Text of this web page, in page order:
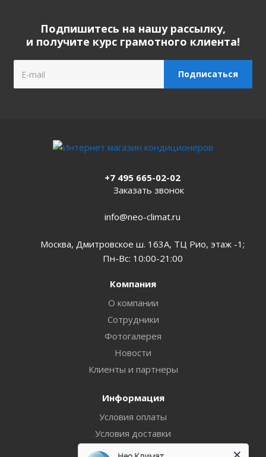
Подпишитесь на нашу рассылку,
и получите курс грамотного клиента!
+7 495 665-02-02
Заказать звонок
info@neo-climat.ru
Москва, Дмитровское ш. 163А, ТЦ Рио, этаж -1;
Пн-Вс: 10:00-21:00
Компания
О компании
Сотрудники
Фотогалерея
Новости
Клиенты и партнеры
Информация
Условия оплаты
Условия доставки
Гарантия на товар